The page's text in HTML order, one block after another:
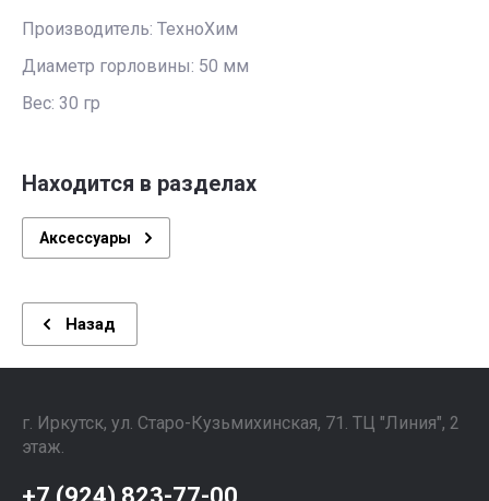
Производитель: ТехноХим
Диаметр горловины: 50 мм
Вес: 30 гр
Находится в разделах
Аксессуары
Назад
г. Иркутск, ул. ​Старо-Кузьмихинская, 71. ТЦ "Линия", 2
этаж. ⠀⠀⠀⠀⠀⠀⠀⠀⠀⠀